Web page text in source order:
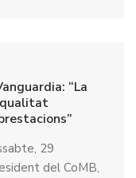
“La
qualitat
29
del CoMB,